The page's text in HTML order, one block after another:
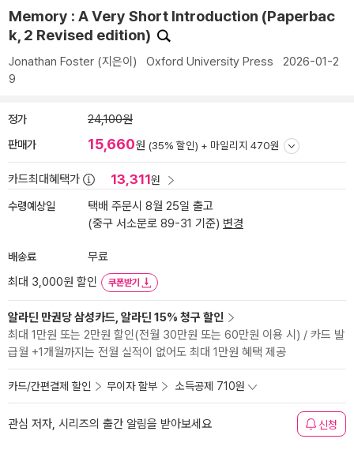
Memory : A Very Short Introduction (Paperbac
k, 2 Revised edition)
Jonathan Foster (지은이) Oxford University Press 2026-01-2
9
정가 24,100원
판매가 15,660원 (35% 할인) + 마일리지 470원
카드최대혜택가 13,311원
수령예상일
택배 주문시 8월 25일 출고
(중구 서소문로 89-31 기준) 변경
배송료
무료
최대 3,000원 할인
쿠폰받기
알라딘 만권당 삼성카드, 알라딘 15% 청구 할인
최대 1만원 또는 2만원 할인(전월 30만원 또는 60만원 이용 시) / 카드 발
급월 +1개월까지는 전월 실적이 없어도 최대 1만원 혜택 제공
카드/간편결제 할인 무이자 할부 소득공제 710원
관심 저자, 시리즈의 출간 알림을 받아보세요 신청